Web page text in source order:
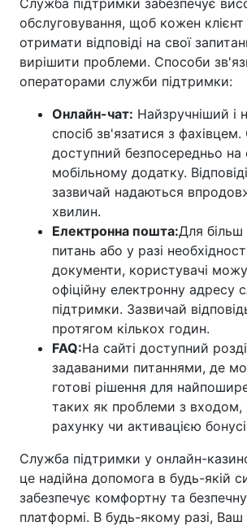
Служба підтримки забезпечує
обслуговування, щоб кожен
отримати відповіді на свої
вирішити проблеми. Способи
операторами служби підтримки:
Онлайн-чат: Найзручніший і
спосіб зв'язатися з
доступний безпосередньо на
мобільному додатку.
зазвичай надаються
хвилин.
Електронна пошта:Для більш
питань або у разі
документи, користувачі
офіційну електронну адресу
підтримки. Зазвичай
протягом кількох годин.
FAQ:На сайті доступний
задаваними питаннями, де
готові рішення для
таких як проблеми з входом,
рахунку чи активацією
Служба підтримки у онлайн-
це надійна допомога в будь-якій
забезпечує комфортну та
платформі. В будь-якому разі, Ваш